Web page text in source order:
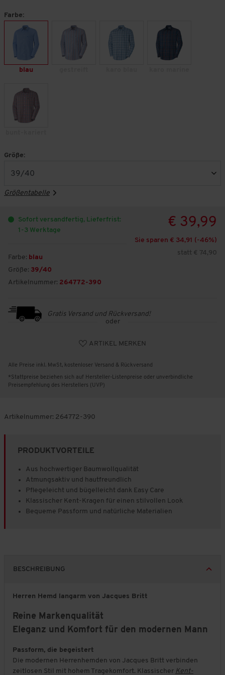
Farbe:
blau
Größe:
Größentabelle
Sofort versandfertig, Lieferfrist:
1-3 Werktage
Farbe: blau
Größe: 39/40
Artikelnummer: 264772-390
€ 39,99
Sie sparen € 34,91 (-46%)
statt € 74,90
Gratis Versand und Rückversand!
oder
ARTIKEL MERKEN
Alle Preise inkl. MwSt, kostenloser Versand & Rückversand
*Stattpreise beziehen sich auf Hersteller-Listenpreise oder unverbindliche
Preisempfehlung des Herstellers (UVP)
Artikelnummer: 264772-390
PRODUKTVORTEILE
Aus hochwertiger Baumwollqualität
Atmungsaktiv und hautfreundlich
Pflegeleicht und bügelleicht dank Easy Care
Klassischer Kent-Kragen für einen stilvollen Look
Bequeme Passform und natürliche Materialien
BESCHREIBUNG
Herren Hemd langarm von Jacques Britt
Reine Markenqualität
Eleganz und Komfort für den modernen Mann
Passform, die begeistert
Die modernen Herrenhemden von Jacques Britt verbinden
zeitlosen Stil mit hohem Tragekomfort. Klassischer Kent-